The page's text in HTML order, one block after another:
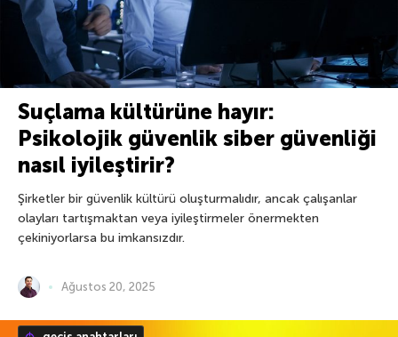
Suçlama kültürüne hayır:
Psikolojik güvenlik siber güvenliği
nasıl iyileştirir?
Şirketler bir güvenlik kültürü oluşturmalıdır, ancak çalışanlar
olayları tartışmaktan veya iyileştirmeler önermekten
çekiniyorlarsa bu imkansızdır.
Ağustos 20, 2025